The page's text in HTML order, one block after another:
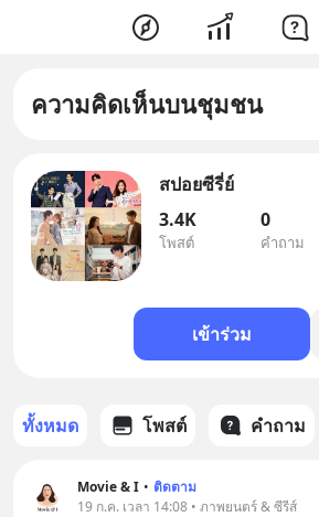
ความคิดเห็นบนชุมชน
สปอยซีรี่ย์
3.4K
โพสต์
0
คำถาม
เข้าร่วม
ทั้งหมด โพสต์ คำถาม
Movie & I • ติดตาม
19 ก.ค. เวลา 14:08 • ภาพยนตร์ & ซีรีส์